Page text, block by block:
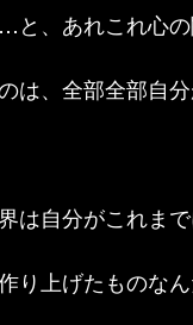
と、あれこれ心の
は、全部全部自
は自分がこれま
り上げたものなん